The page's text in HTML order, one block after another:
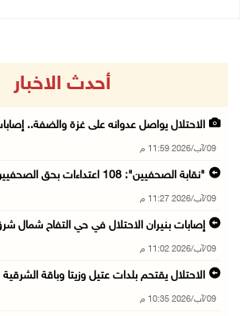
أحدث الاخبار
الاحتلال يواصل عدوانه على غزة والضفة..
09/آب/2026 11:59 م
"نقابة الصحفيين": 108 اعتداءات بحق الصحفيين ا ...
09/آب/2026 11:27 م
إصابات بنيران الاحتلال في حي التفاح شمال
09/آب/2026 11:02 م
الاحتلال يقتحم بلدات عتيل وزيتا وباقة
09/آب/2026 10:35 م